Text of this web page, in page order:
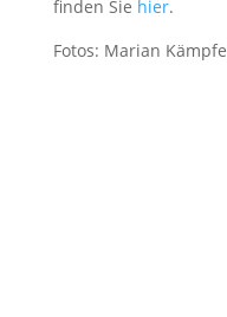
finden Sie hier.
Fotos: Marian Kämpfe